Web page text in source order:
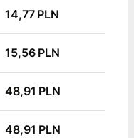
14,77 PLN
15,56 PLN
48,91 PLN
48,91 PLN